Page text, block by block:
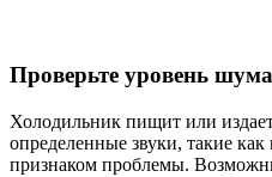
Проверьте уровень шума
Холодильник пищит или
определенные звуки, такие
признаком проблемы.